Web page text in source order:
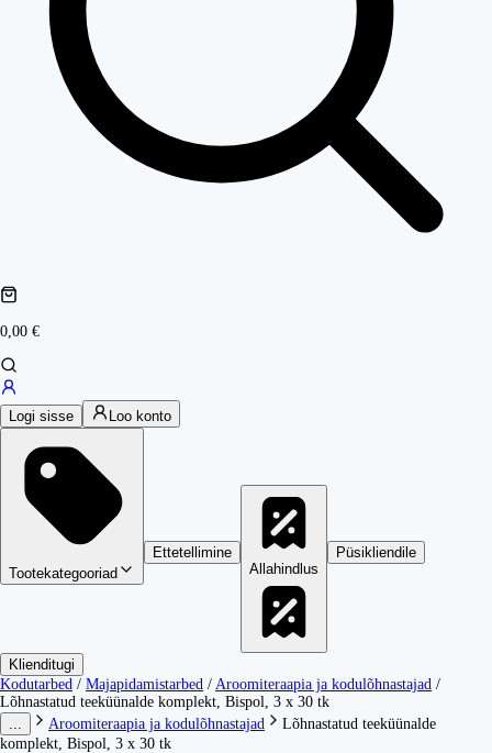
0,00 €
Logi sisse Loo konto
Tootekategooriad
Ettetellimine
Allahindlus
Püsikliendile
Klienditugi
Kodutarbed / Majapidamistarbed / Aroomiteraapia ja kodulõhnastajad /
Lõhnastatud teeküünalde komplekt, Bispol, 3 x 30 tk
Aroomiteraapia ja kodulõhnastajad
Lõhnastatud teeküünalde
komplekt, Bispol, 3 x 30 tk